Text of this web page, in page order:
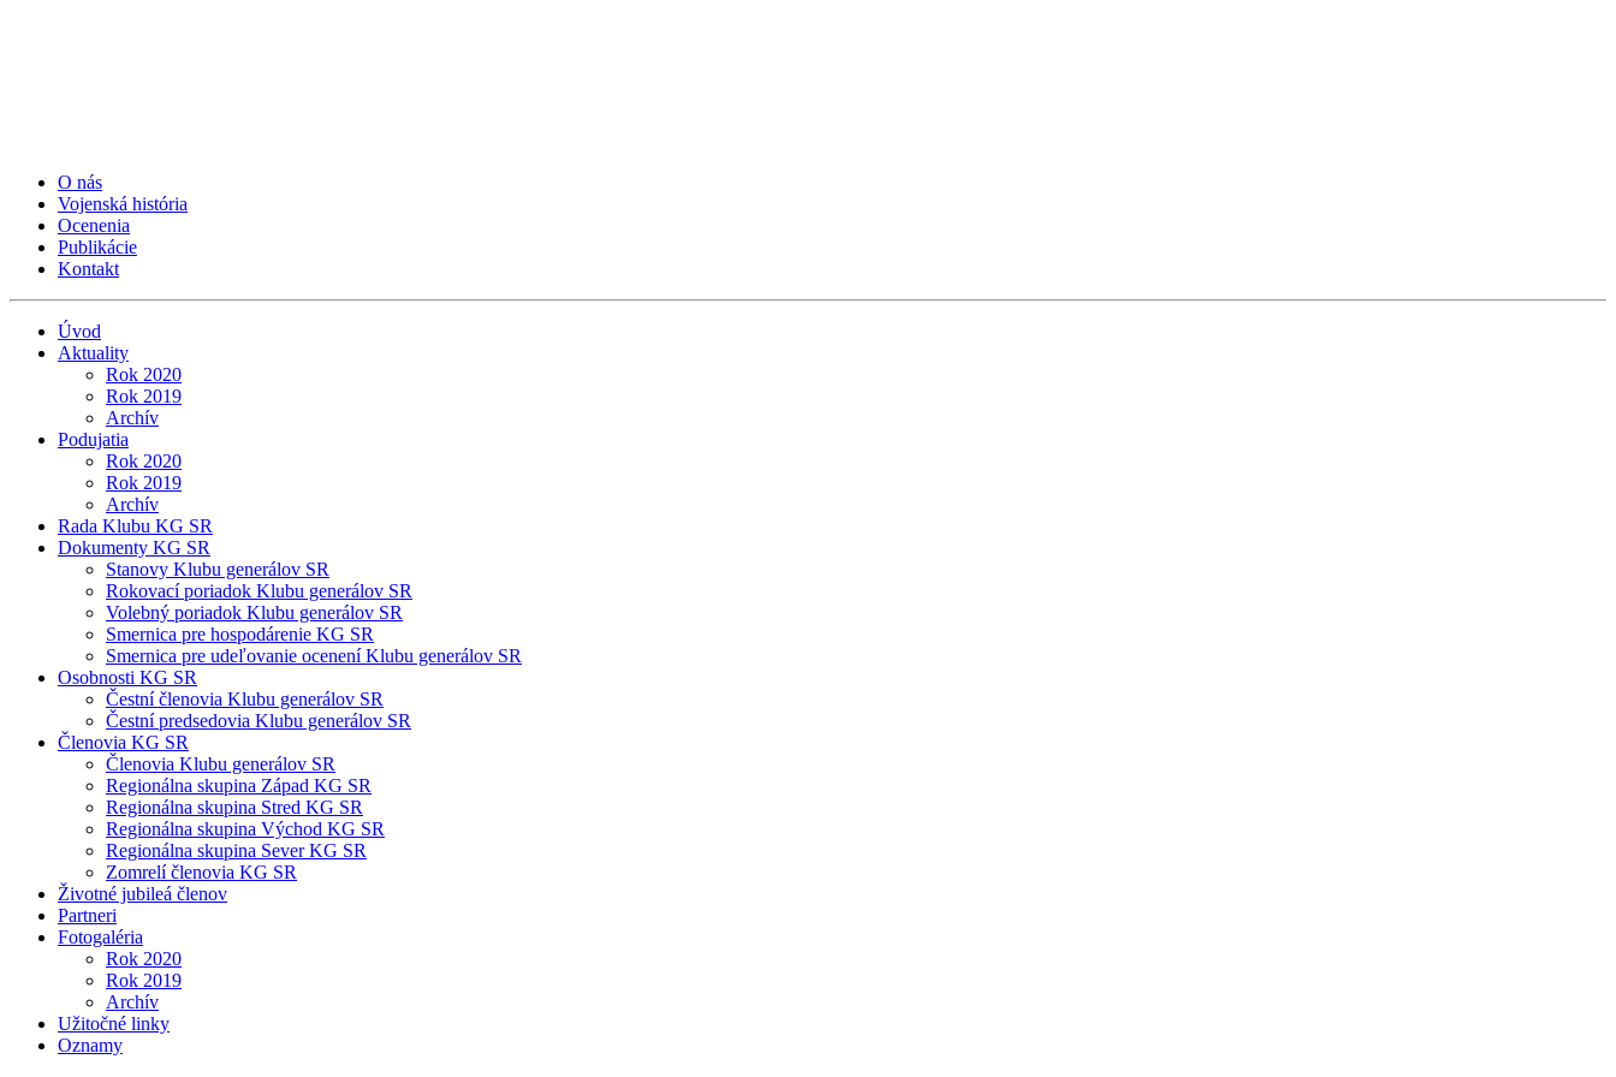
O nás
Vojenská história
Ocenenia
Publikácie
Kontakt
Úvod
Aktuality
Rok 2020
Rok 2019
Archív
Podujatia
Rok 2020
Rok 2019
Archív
Rada Klubu KG SR
Dokumenty KG SR
Stanovy Klubu generálov SR
Rokovací poriadok Klubu generálov SR
Volebný poriadok Klubu generálov SR
Smernica pre hospodárenie KG SR
Smernica pre udeľovanie ocenení Klubu generálov SR
Osobnosti KG SR
Čestní členovia Klubu generálov SR
Čestní predsedovia Klubu generálov SR
Členovia KG SR
Členovia Klubu generálov SR
Regionálna skupina Západ KG SR
Regionálna skupina Stred KG SR
Regionálna skupina Východ KG SR
Regionálna skupina Sever KG SR
Zomrelí členovia KG SR
Životné jubileá členov
Partneri
Fotogaléria
Rok 2020
Rok 2019
Archív
Užitočné linky
Oznamy